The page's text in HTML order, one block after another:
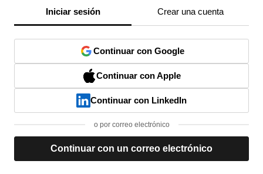
Iniciar sesión Crear una cuenta
Continuar con Google
Continuar con Apple
Continuar con LinkedIn
o por correo electrónico
Continuar con un correo electrónico